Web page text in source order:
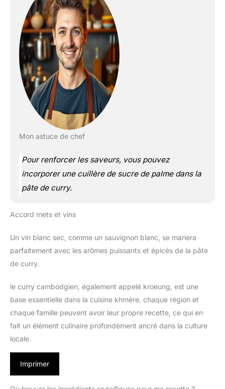
Mon astuce de chef
Pour renforcer les saveurs, vous pouvez
incorporer une cuillère de sucre de palme dans la
pâte de curry.
Accord mets et vins
Un vin blanc sec, comme un sauvignon blanc, se mariera
parfaitement avec les arômes puissants et épicés de la pâte
de curry.
le curry cambodgien, également appelé kroeung, est une
base essentielle dans la cuisine khmère. chaque région et
chaque famille peuvent avoir leur propre recette, ce qui en
fait un élément culinaire profondément ancré dans la culture
locale.
Imprimer